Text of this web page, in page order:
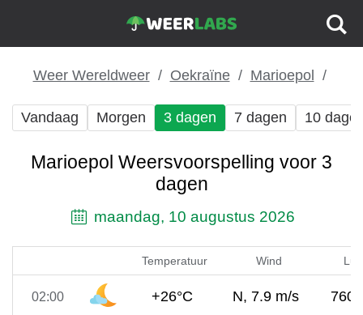
Weer Wereldweer Oekraïne Marioepol
Vandaag Morgen 3 dagen 7 dagen 10
Marioepol Weersvoorspelling voor 3
dagen
maandag, 10 augustus 2026
Temperatuur Wind
02:00 +26°C N, 7.9 m/s 760